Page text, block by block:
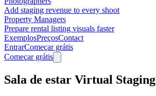
Add staging revenue to every shoot
Property Managers
Prepare rental listing visuals faster
ExemplosPreçosContact
EntrarComeçar grátis
Começar grátis
Sala de estar Virtual Staging